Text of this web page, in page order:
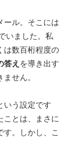
ール。そこには
いました。私
は数百桁程度の
答え を導き出す
せん。
いう設定です
ことは、まさに
す。しかし、こ